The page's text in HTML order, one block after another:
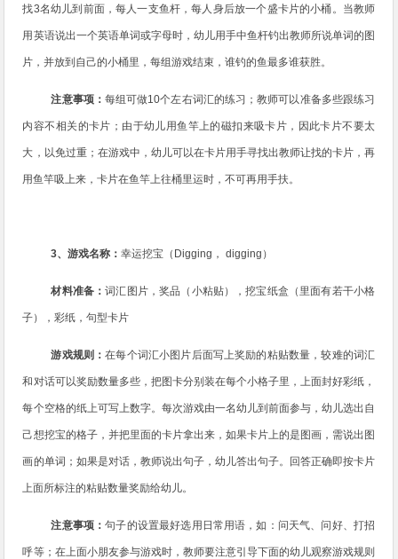
找3名幼儿到前面，每人一支鱼杆，每人身后放一个盛卡片的小桶。当教师
用英语说出一个英语单词或字母时，幼儿用手中鱼杆钓出教师所说单词的图
片，并放到自己的小桶里，每组游戏结束，谁钓的鱼最多谁获胜。
注意事项： 每组可做10个左右词汇的练习；教师可以准备多些跟练习
内容不相关的卡片；由于幼儿用鱼竿上的磁扣来吸卡片，因此卡片不要太
大，以免过重；在游戏中，幼儿可以在卡片用手寻找出教师让找的卡片，再
用鱼竿吸上来，卡片在鱼竿上往桶里运时，不可再用手扶。
3、游戏名称：幸运挖宝（ Digging ， digging ）
材料准备：词汇图片，奖品（小粘贴），挖宝纸盒（里面有若干小格
子），彩纸，句型卡片
游戏规则：在每个词汇小图片后面写上奖励的粘贴数量，较难的词汇
和对话可以奖励数量多些，把图卡分别装在每个小格子里，上面封好彩纸，
每个空格的纸上可写上数字。每次游戏由一名幼儿到前面参与，幼儿选出自
己想挖宝的格子，并把里面的卡片拿出来，如果卡片上的是图画，需说出图
画的单词；如果是对话，教师说出句子，幼儿答出句子。回答正确即按卡片
上面所标注的粘贴数量奖励给幼儿。
注意事项：句子的设置最好选用日常用语，如：问天气、问好、打招
呼等；在上面小朋友参与游戏时，教师要注意引导下面的幼儿观察游戏规则